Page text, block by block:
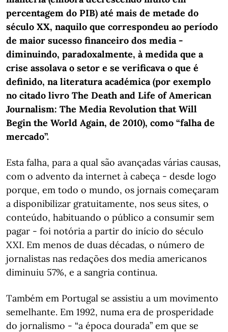
percentagem do PIB) até mais de metade do
século XX, naquilo que correspondeu ao período
de maior sucesso financeiro dos media -
diminuindo, paradoxalmente, à medida que a
crise assolava o setor e se verificava o que é
definido, na literatura académica (por exemplo
no citado livro The Death and Life of American
Journalism: The Media Revolution that Will
Begin the World Again, de 2010), como “falha de
mercado”.
Esta falha, para a qual são avançadas várias causas,
com o advento da internet à cabeça - desde logo
porque, em todo o mundo, os jornais começaram
a disponibilizar gratuitamente, nos seus sites, o
conteúdo, habituando o público a consumir sem
pagar - foi notória a partir do início do século
XXI. Em menos de duas décadas, o número de
jornalistas nas redações dos media americanos
diminuiu 57%, e a sangria continua.
Também em Portugal se assistiu a um movimento
semelhante. Em 1992, numa era de prosperidade
do jornalismo - “a época dourada” em que se